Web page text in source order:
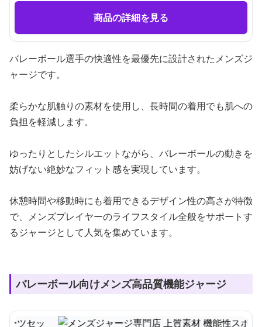
商品の詳細を見る
バレーボール選手の快適性を最優先に設計されたメンズジ
ャージです。
柔らかな肌触りの素材を使用し、長時間の着用でも肌への
負担を軽減します。
ゆったりとしたシルエットながら、バレーボールの動きを
妨げない絶妙なフィット感を実現しています。
休憩時間や移動時にも着用できるデザイン性の高さが特徴
で、メンズプレイヤーのライフスタイル全般をサポートす
るジャージとして人気を集めています。
バレーボール向けメンズ高品質機能ジャージ